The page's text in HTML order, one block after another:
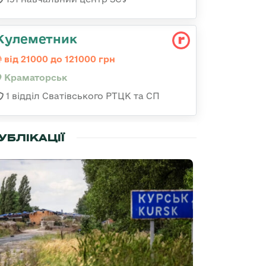
від 21000 до 121000 грн
Краматорськ
1 відділ Сватівського РТЦК та СП